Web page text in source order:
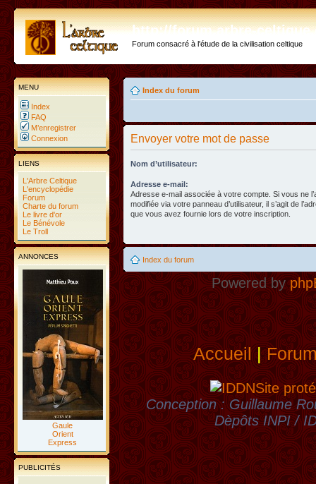
http://forum.arbre-
Forum consacré à l'étude de la civilisation celtique
MENU
Index
FAQ
M’enregistrer
Connexion
LIENS
L'Arbre Celtique
L'encyclopédie
Forum
Charte du forum
Le livre d'or
Le Bénévole
Le Troll
ANNONCES
Gaule
Orient
Express
PUBLICITÉS
Index du forum
Envoyer votre mot de passe
Nom d’utilisateur:
Adresse e-mail:
Adresse e-mail associée à votre compte. Si vous ne
modifiée via votre panneau d’utilisateur, il s’agit de
que vous avez fournie lors de votre inscription.
Index du forum
Powered by
Accueil|
Site
Conception : Guillaume
Dèpôts INPI /